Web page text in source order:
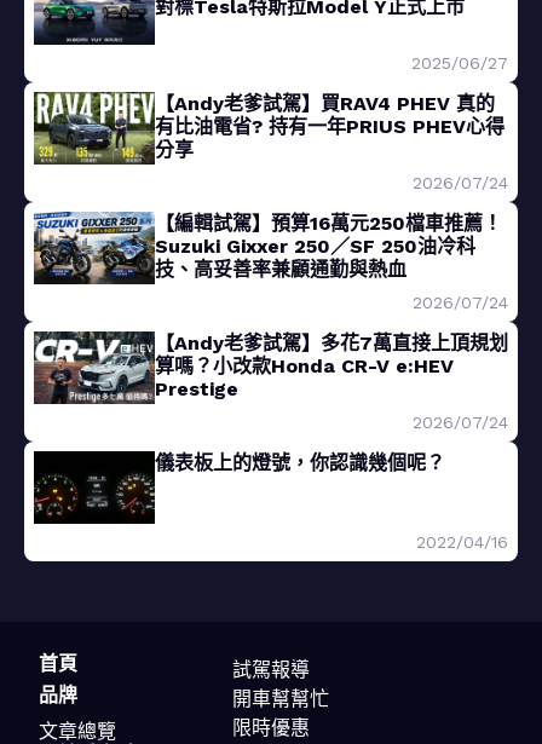
對標Tesla特斯拉Model Y正式上市
2025/06/27
【Andy老爹試駕】買RAV4 PHEV 真的
有比油電省? 持有一年PRIUS PHEV心得
分享
2026/07/24
【編輯試駕】預算16萬元250檔車推薦！
Suzuki Gixxer 250／SF 250油冷科
技、高妥善率兼顧通勤與熱血
2026/07/24
【Andy老爹試駕】多花7萬直接上頂規划
算嗎？小改款Honda CR-V e:HEV
Prestige
2026/07/24
儀表板上的燈號，你認識幾個呢？
2022/04/16
首頁
品牌
文章總覽
試駕報導
開車幫幫忙
限時優惠